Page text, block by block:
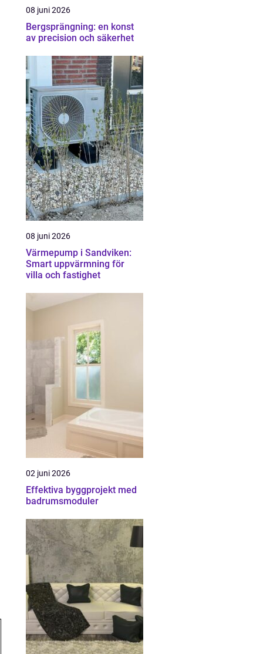
08 juni 2026
Bergsprängning: en konst
av precision och säkerhet
08 juni 2026
Värmepump i Sandviken:
Smart uppvärmning för
villa och fastighet
02 juni 2026
Effektiva byggprojekt med
badrumsmoduler